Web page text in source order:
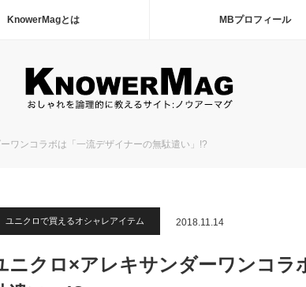
KnowerMagとは MBプロフィール
ワンコラボは「一流デザイナーの無駄遣い」!?
ユニクロで買えるオシャレアイテム 2018.11.14
ニクロ×アレキサンダーワンコラ